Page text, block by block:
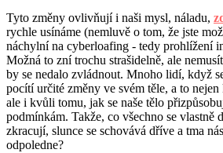
Tyto změny ovlivňují i naši mysl, náladu,
rychle usínáme (nemluvě o tom, že jste
náchylní na cyberloafing - tedy prohlížení
Možná to zní trochu strašidelně, ale
by se nedalo zvládnout. Mnoho lidí, když
pocítí určité změny ve svém těle, a to
ale i kvůli tomu, jak se naše tělo
podmínkám. Takže, co všechno se vlastně
zkracují, slunce se schovává dříve a tma
odpoledne?